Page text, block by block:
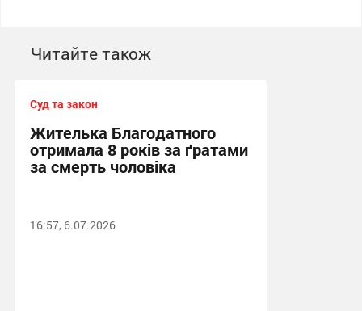
Читайте також
Суд та закон
Жителька Благодатного
отримала 8 років за ґратами
за смерть чоловіка
16:57, 6.07.2026